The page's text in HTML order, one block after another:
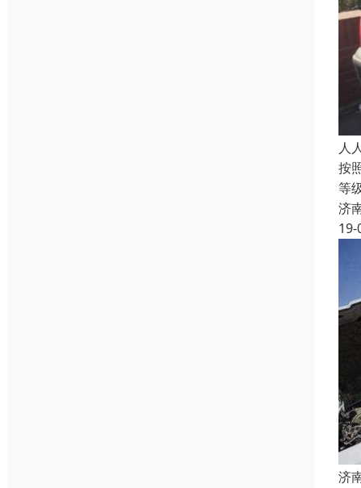
人
按
等
济
19-
济